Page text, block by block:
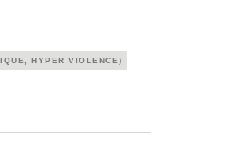
HYPER VIOLENCE)